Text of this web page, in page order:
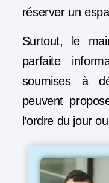
réserver un
Surtout, le
parfaite
soumises à
peuvent
l’ordre du jour